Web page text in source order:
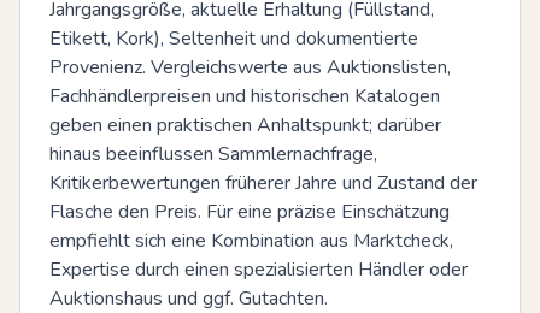
Jahrgangsgröße, aktuelle Erhaltung (Füllstand,
Etikett, Kork), Seltenheit und dokumentierte
Provenienz. Vergleichswerte aus Auktionslisten,
Fachhändlerpreisen und historischen Katalogen
geben einen praktischen Anhaltspunkt; darüber
hinaus beeinflussen Sammlernachfrage,
Kritikerbewertungen früherer Jahre und Zustand der
Flasche den Preis. Für eine präzise Einschätzung
empfiehlt sich eine Kombination aus Marktcheck,
Expertise durch einen spezialisierten Händler oder
Auktionshaus und ggf. Gutachten.